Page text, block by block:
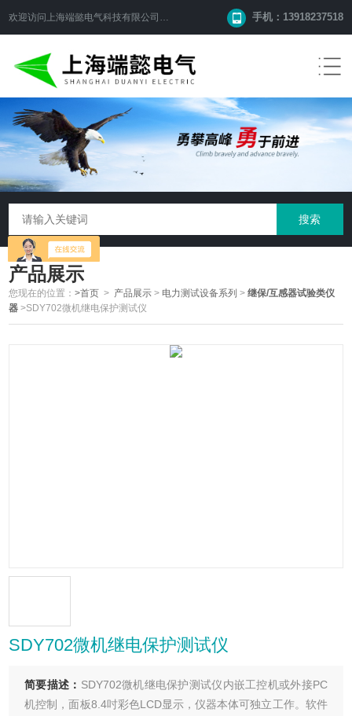
欢迎访问 上海端懿电气科技有限公司 网站！ 手机：13918237518
产品展示
您现在的位置：>首页 > 产品展示 > 电力测试设备系列 >继保/互感器试验类仪
器 >SDY702微机继电保护测试仪
SDY702微机继电保护测试仪
简要描述： SDY702微机继电保护测试仪内嵌工控机或外接PC
机控制，面板8.4吋彩色LCD显示，仪器本体可独立工作。软件